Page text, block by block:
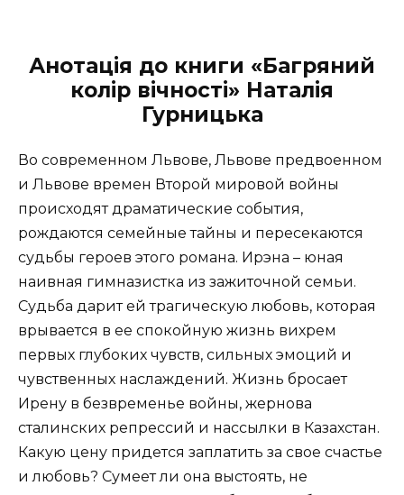
Анотація до книги «Багряний
колір вічності» Наталія
Гурницька
Во современном Львове, Львове предвоенном
и Львове времен Второй мировой войны
происходят драматические события,
рождаются семейные тайны и пересекаются
судьбы героев этого романа. Ирэна – юная
наивная гимназистка из зажиточной семьи.
Судьба дарит ей трагическую любовь, которая
врывается в ее спокойную жизнь вихрем
первых глубоких чувств, сильных эмоций и
чувственных наслаждений. Жизнь бросает
Ирену в безвременье войны, жернова
сталинских репрессий и нассылки в Казахстан.
Какую цену придется заплатить за свое счастье
и любовь? Сумеет ли она выстоять, не